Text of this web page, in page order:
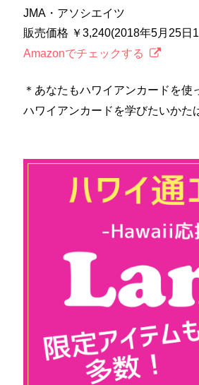
JMA・アソシエイツ
販売価格 ￥3,240(2018年5月25日
Amazonでチェックする
＊あなたもハワイアンカードを
ハワイアンカードを学びたいかた